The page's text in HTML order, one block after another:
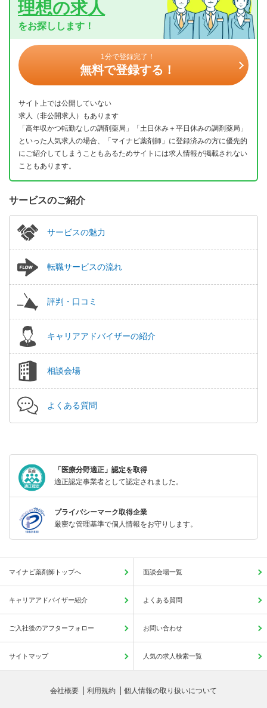
理想の求人
をお探しします！
1分で登録完了！
無料で登録する！
サイト上では公開していない
求人（非公開求人）もあります
「高年収かつ転勤なしの調剤薬局」「土日休み＋平日休みの調剤薬局」
といった人気求人の場合、「マイナビ薬剤師」に登録済みの方に優先的
にご紹介してしまうこともあるためサイトには求人情報が掲載されない
こともあります。
サービスのご紹介
サービスの魅力
転職サービスの流れ
評判・口コミ
キャリアアドバイザーの紹介
相談会場
よくある質問
「医療分野適正」認定を取得
適正認定事業者として認定されました。
プライバシーマーク取得企業
厳密な管理基準で個人情報をお守りします。
マイナビ薬剤師トップへ 面談会場一覧
キャリアアドバイザー紹介 よくある質問
ご入社後のアフターフォロー お問い合わせ
サイトマップ 人気の求人検索一覧
会社概要 利用規約 個人情報の取り扱いについて